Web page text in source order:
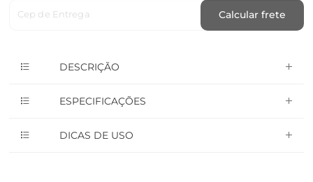
Cep de Entrega Calcular frete
DESCRIÇÃO
ESPECIFICAÇÕES
DICAS DE USO